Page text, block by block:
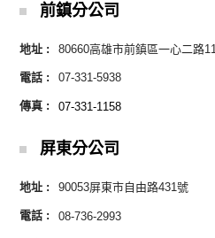
前鎮分公司
地址 : 80660高雄市前鎮區一心二路
電話 : 07-331-5938
傳真 : 07-331-1158
屏東分公司
地址 : 90053屏東市自由路431號
電話 : 08-736-2993